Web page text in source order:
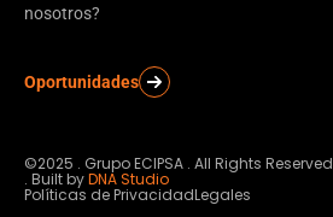
nosotros?
Oportunidades
©2025 . Grupo ECIPSA . All Rights Reserved
. Built byDNA Studio
Políticas de PrivacidadLegales